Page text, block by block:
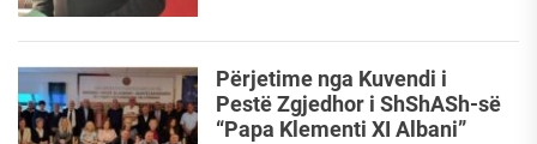
Përjetime nga Kuvendi i
Pestë Zgjedhor i ShShASh-së
“Papa Klementi XI Albani”